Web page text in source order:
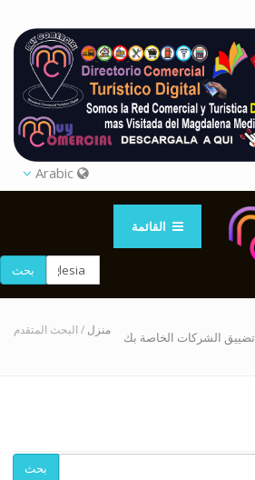
القائمة
بحث
تضييق الشركات الخاصة بك منزل / البحث المتقدم
بحث